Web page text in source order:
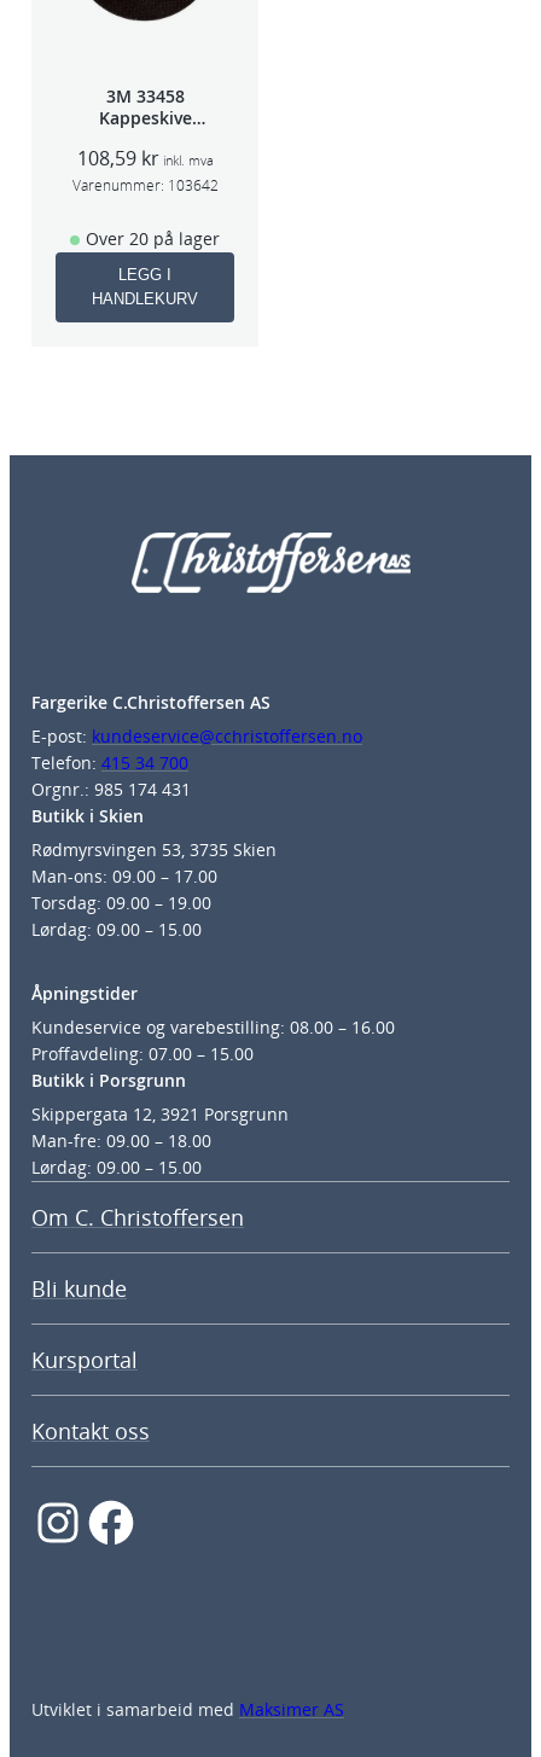
3M 33458
Kappeskive
5stk/pk pris/stk
108,59 kr inkl. mva
Varenummer: 103642
Over 20 på lager
LEGG I
HANDLEKURV
Fargerike C.Christoffersen AS
E-post: kundeservice@cchristoffersen.no
Telefon: 415 34 700
Orgnr.: 985 174 431
Butikk i Skien
Rødmyrsvingen 53, 3735 Skien
Man-ons: 09.00 – 17.00
Torsdag: 09.00 – 19.00
Lørdag: 09.00 – 15.00
Åpningstider
Kundeservice og varebestilling: 08.00 – 16.00
Proffavdeling: 07.00 – 15.00
Butikk i Porsgrunn
Skippergata 12, 3921 Porsgrunn
Man-fre: 09.00 – 18.00
Lørdag: 09.00 – 15.00
Om C. Christoffersen
Bli kunde
Kursportal
Kontakt oss
InstagramFacebook
Utviklet i samarbeid med Maksimer AS